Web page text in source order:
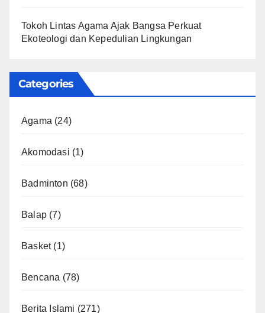
Tokoh Lintas Agama Ajak Bangsa Perkuat
Ekoteologi dan Kepedulian Lingkungan
Categories
Agama (24)
Akomodasi (1)
Badminton (68)
Balap (7)
Basket(1)
Bencana (78)
Berita Islami (271)